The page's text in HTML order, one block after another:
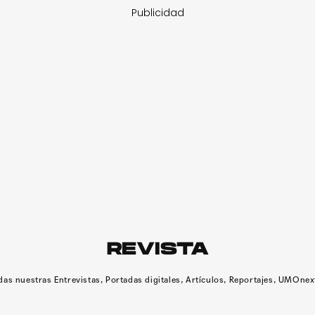
Publicidad
REVISTA
nuestras Entrevistas, Portadas digitales, Artículos, Reportajes,